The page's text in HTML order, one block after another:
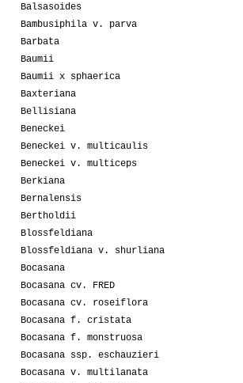
Balsasoides
Bambusiphila v. parva
Barbata
Baumii
Baumii x sphaerica
Baxteriana
Bellisiana
Beneckei
Beneckei v. multicaulis
Beneckei v. multiceps
Berkiana
Bernalensis
Bertholdii
Blossfeldiana
Blossfeldiana v. shurliana
Bocasana
Bocasana cv. FRED
Bocasana cv. roseiflora
Bocasana f. cristata
Bocasana f. monstruosa
Bocasana ssp. eschauzieri
Bocasana v. multilanata